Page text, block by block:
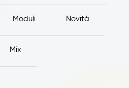
Moduli Novità
Mix